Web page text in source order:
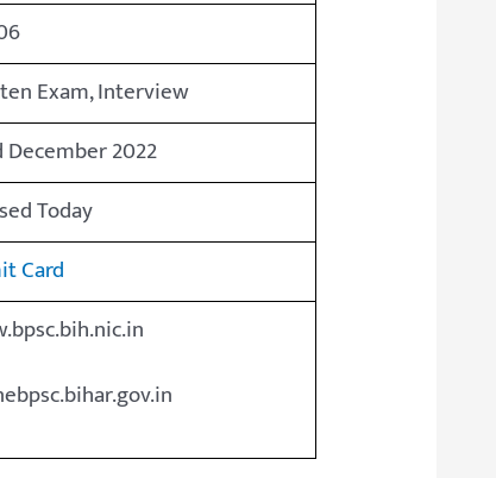
Exam, Interview
December 2022
Today
Card